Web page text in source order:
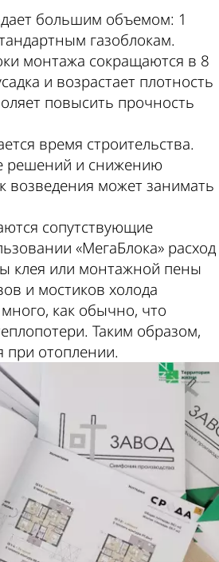
большим объемом: 1
газоблокам.
монтажа сокращаются в 8
и возрастает плотность
повысить прочность
время строительства.
решений и снижению
возведения может занимать
сопутствующие
«МегаБлока» расход
клея или монтажной пены
и мостиков холода
как обычно, что
Таким образом,
при отоплении.